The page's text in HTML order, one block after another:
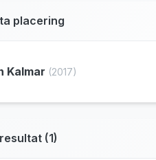
placering
Kalmar (2017)
(1)